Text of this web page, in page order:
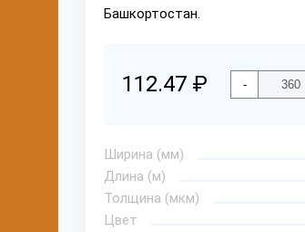
Башкортостан.
112.47 ₽ -
Ширина (мм)
Длина (м)
Толщина (мкм)
Цвет